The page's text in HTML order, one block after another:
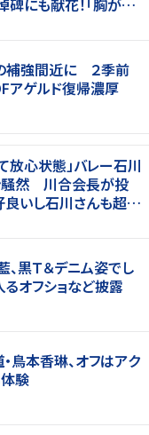
碑にも献花！｢胸が熱
補強間近に ２季前
アゲルド復帰濃厚
放心状態」バレー石川
騒然 川合会長が投
良いし石川さんも超格
、黒Ｔ＆デニム姿でし
オフショなど披露
鳥本香琳、オフはアク
験